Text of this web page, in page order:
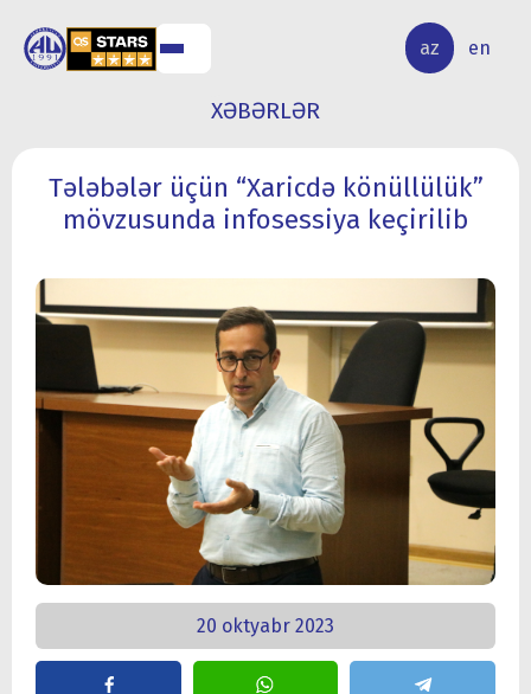
az en
ELMİ
TƏDQİQAT
XƏBƏRLƏR
Tələbələr üçün “Xaricdə könüllülük”
mövzusunda infosessiya keçirilib
20 oktyabr 2023